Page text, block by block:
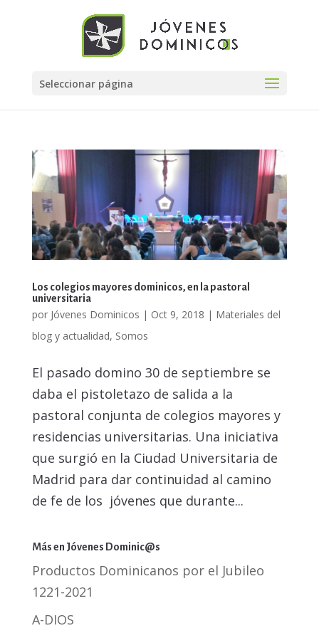
Seleccionar página
Los colegios mayores dominicos, en la pastoral
universitaria
por Jóvenes Dominicos | Oct 9, 2018 | Materiales del
blog y actualidad, Somos
El pasado domino 30 de septiembre se
daba el pistoletazo de salida a la
pastoral conjunta de colegios mayores y
residencias universitarias. Una iniciativa
que surgió en la Ciudad Universitaria de
Madrid para dar continuidad al camino
de fe de los jóvenes que durante...
Más en Jóvenes Dominic@s
Productos Dominicanos por el Jubileo
1221-2021
A-DIOS